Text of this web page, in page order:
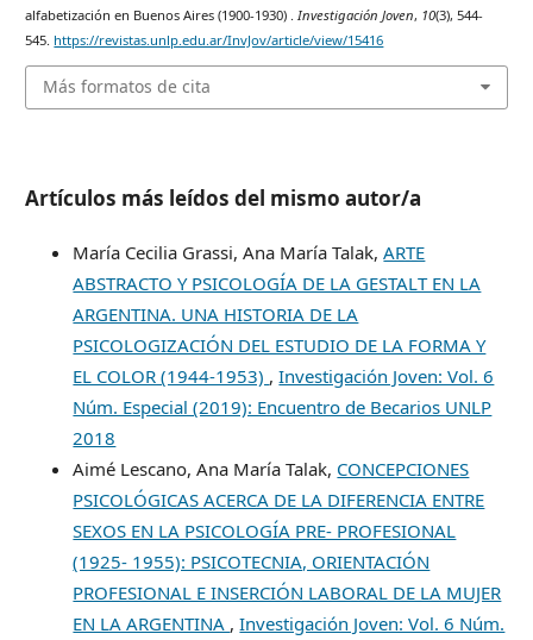
alfabetización en Buenos Aires (1900-1930) . Investigación Joven, 10(3), 544-
545. https://revistas.unlp.edu.ar/InvJov/article/view/15416
Más formatos de cita
Artículos más leídos del mismo autor/a
María Cecilia Grassi, Ana María Talak,ARTE
ABSTRACTO Y PSICOLOGÍA DE LA GESTALT EN LA
ARGENTINA. UNA HISTORIA DE LA
PSICOLOGIZACIÓN DEL ESTUDIO DE LA FORMA Y
EL COLOR (1944-1953) ,Investigación Joven: Vol. 6
Núm. Especial (2019): Encuentro de Becarios UNLP
2018
Aimé Lescano, Ana María Talak, CONCEPCIONES
PSICOLÓGICAS ACERCA DE LA DIFERENCIA ENTRE
SEXOS EN LA PSICOLOGÍA PRE- PROFESIONAL
(1925- 1955): PSICOTECNIA, ORIENTACIÓN
PROFESIONAL E INSERCIÓN LABORAL DE LA MUJER
EN LA ARGENTINA ,Investigación Joven: Vol. 6 Núm.